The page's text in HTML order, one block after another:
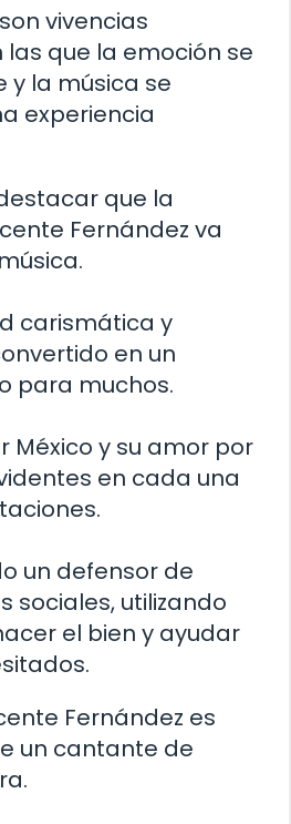
vivencias
las que la emoción se
y la música se
experiencia
que la
Fernández va
carismática y
en un
para muchos.
México y su amor por
en cada una
un defensor de
sociales, utilizando
el bien y ayudar
Fernández es
un cantante de